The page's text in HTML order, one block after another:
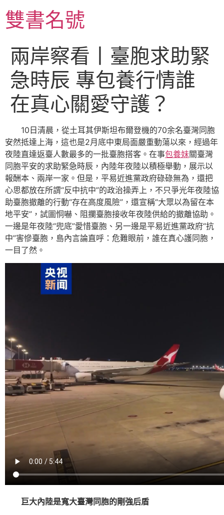
至
主雙書名號
兩岸察看丨臺胞求助緊
急時辰 專包養行情誰
在真心關愛守護？
10日清晨，從土耳其伊斯坦布爾登機的70余名臺灣同胞
安然抵達上海，這也是2月底中東局面嚴重動蕩以來，經過年
夜陸直達返臺人數最多的一批臺胞搭客。在事包養妹關臺灣
同胞平安的求助緊急時辰，內陸年夜陸以積極舉動，展示以
報酬本、兩岸一家。但是，平易近進黨政府碌碌無為，還把
心思都放在所謂“反中抗中”的政治操弄上，不只爭光年夜陸協
助臺胞撤離的行動“存在高度風險”，還宣稱“大眾以為留在本
地平安”，試圖恫嚇、阻攔臺胞接收年夜陸供給的撤離協助。
一邊是年夜陸“兜底”愛惜臺胞、另一邊是平易近進黨政府“抗
中”害慘臺胞，島內言論直呼：危難眼前，誰在真心護同胞，
一目了然。
巨大內陸是寬大臺灣同胞的剛強后盾